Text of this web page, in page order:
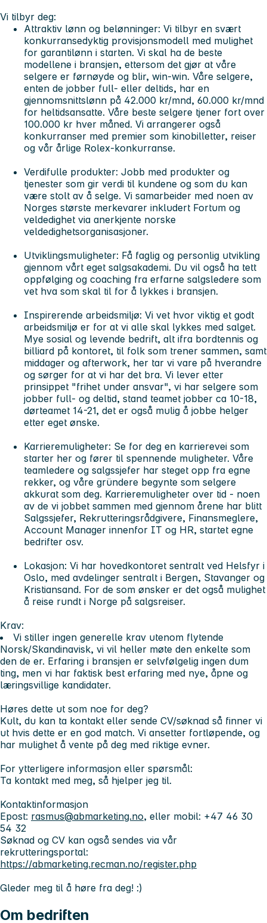
Vi tilbyr deg:
Attraktiv lønn og belønninger: Vi tilbyr en svært
konkurransedyktig provisjonsmodell med mulighet
for garantilønn i starten. Vi skal ha de beste
modellene i bransjen, ettersom det gjør at våre
selgere er førnøyde og blir, win-win. Våre selgere,
enten de jobber full- eller deltids, har en
gjennomsnittslønn på 42.000 kr/mnd, 60.000 kr/mnd
for heltidsansatte. Våre beste selgere tjener fort over
100.000 kr hver måned. Vi arrangerer også
konkurranser med premier som kinobilletter, reiser
og vår årlige Rolex-konkurranse.
Verdifulle produkter: Jobb med produkter og
tjenester som gir verdi til kundene og som du kan
være stolt av å selge. Vi samarbeider med noen av
Norges største merkevarer inkludert Fortum og
veldedighet via anerkjente norske
veldedighetsorganisasjoner.
Utviklingsmuligheter: Få faglig og personlig utvikling
gjennom vårt eget salgsakademi. Du vil også ha tett
oppfølging og coaching fra erfarne salgsledere som
vet hva som skal til for å lykkes i bransjen.
Inspirerende arbeidsmiljø: Vi vet hvor viktig et godt
arbeidsmiljø er for at vi alle skal lykkes med salget.
Mye sosial og levende bedrift, alt ifra bordtennis og
billiard på kontoret, til folk som trener sammen, samt
middager og afterwork, her tar vi vare på hverandre
og sørger for at vi har det bra. Vi lever etter
prinsippet "frihet under ansvar", vi har selgere som
jobber full- og deltid, stand teamet jobber ca 10-18,
dørteamet 14-21, det er også mulig å jobbe helger
etter eget ønske.
Karrieremuligheter: Se for deg en karrierevei som
starter her og fører til spennende muligheter. Våre
teamledere og salgssjefer har steget opp fra egne
rekker, og våre gründere begynte som selgere
akkurat som deg. Karrieremuligheter over tid - noen
av de vi jobbet sammen med gjennom årene har blitt
Salgssjefer, Rekrutteringsrådgivere, Finansmeglere,
Account Manager innenfor IT og HR, startet egne
bedrifter osv.
Lokasjon: Vi har hovedkontoret sentralt ved Helsfyr i
Oslo, med avdelinger sentralt i Bergen, Stavanger og
Kristiansand. For de som ønsker er det også mulighet
å reise rundt i Norge på salgsreiser.
Krav:
Vi stiller ingen generelle krav utenom flytende
Norsk/Skandinavisk, vi vil heller møte den enkelte som
den de er. Erfaring i bransjen er selvfølgelig ingen dum
ting, men vi har faktisk best erfaring med nye, åpne og
læringsvillige kandidater.
Høres dette ut som noe for deg?
Kult, du kan ta kontakt eller sende CV/søknad så finner vi
ut hvis dette er en god match. Vi ansetter fortløpende, og
har mulighet å vente på deg med riktige evner.
​​​​​​For ytterligere informasjon eller spørsmål:
Ta kontakt med meg, så hjelper jeg til.
Kontaktinformasjon
Epost: rasmus@abmarketing.no, eller mobil: +47 46 30
54 32
Søknad og CV kan også sendes via vår
rekrutteringsportal:
https://abmarketing.recman.no/register.php
Gleder meg til å høre fra deg! :)
Om bedriften